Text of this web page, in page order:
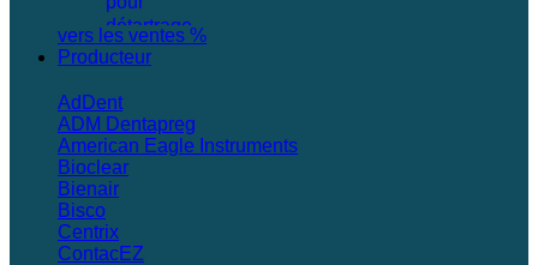
vers les ventes %
Producteur
AdDent
ADM Dentapreg
American Eagle Instruments
Bioclear
Bienair
Bisco
Centrix
ContacEZ